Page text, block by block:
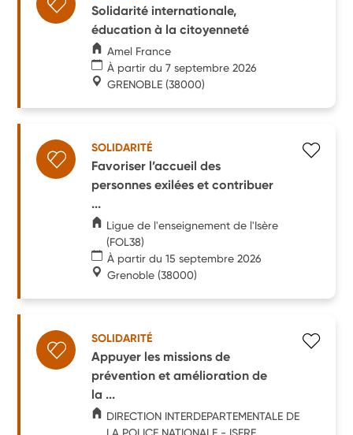
Solidarité internationale,
éducation à la citoyenneté
Amel France
À partir du 7 septembre 2026
GRENOBLE (38000)
SOLIDARITÉ
Favoriser l’accueil des
personnes exilées et contribuer
...
Ligue de l'enseignement de l'Isère
(FOL38)
À partir du 15 septembre 2026
Grenoble (38000)
SOLIDARITÉ
Appuyer les missions de
prévention et amélioration de
la ...
DIRECTION INTERDEPARTEMENTALE DE
LA POLICE NATIONALE - ISERE